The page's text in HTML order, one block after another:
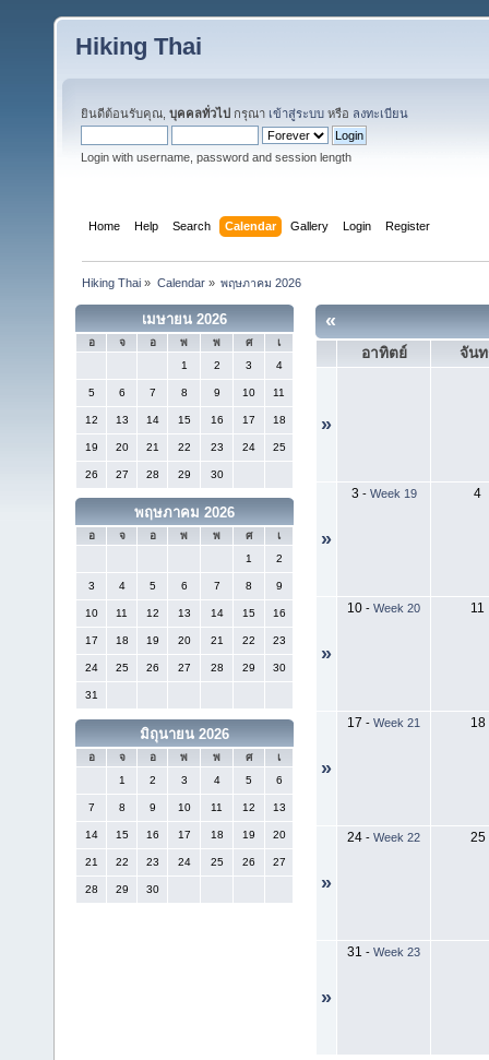
Hiking Thai
ยินดีต้อนรับคุณ, บุคคลทั่วไป กรุณา เข้าสู่ระบบ หรือ ลงทะเบียน
Login with username, password and session length
Home Help Search Calendar Gallery Login Register
Hiking Thai » Calendar» พฤษภาคม 2026
เมษายน 2026
อ จ อ พ พ ศ
เ
1
2 3 4
5 6 7 8 9 10 11
12 13 14 15 16 17 18
19 20 21 22 23 24 25
26 27 28 29 30
พฤษภาคม 2026
อ จ อ พ พ ศ
เ
1
2
3 4 5 6 7 8 9
10 11 12 13 14 15 16
17 18 19 20 21 22 23
24 25 26 27 28 29 30
31
มิถุนายน 2026
อ จ อ พ พ ศ
เ
1
2 3 4 5 6
7 8 9 10 11 12 13
14 15 16 17 18 19 20
21 22 23 24 25 26 27
28 29 30
«
อาทิตย์ จันท
»
»
3 - Week 19 4
»
10 - Week 20 11
»
17 - Week 21 18
»
24 - Week 22 25
»
31 - Week 23